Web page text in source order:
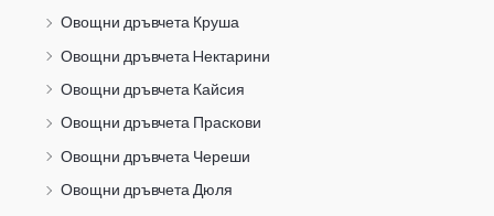
Овощни дръвчета Круша
Овощни дръвчета Hектарини
Овощни дръвчета Кайсия
Овощни дръвчета Праскови
Овощни дръвчета Череши
Овощни дръвчета Дюля